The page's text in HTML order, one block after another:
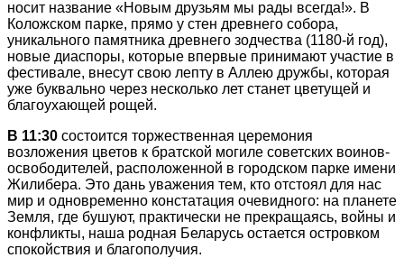
носит название «Новым друзьям мы рады всегда!». В
Коложском парке, прямо у стен древнего собора,
уникального памятника древнего зодчества (1180-й год),
новые диаспоры, которые впервые принимают участие в
фестивале, внесут свою лепту в Аллею дружбы, которая
уже буквально через несколько лет станет цветущей и
благоухающей рощей.
В 11:30 состоится торжественная церемония
возложения цветов к братской могиле советских воинов-
освободителей, расположенной в городском парке имени
Жилибера. Это дань уважения тем, кто отстоял для нас
мир и одновременно констатация очевидного: на планете
Земля, где бушуют, практически не прекращаясь, войны и
конфликты, наша родная Беларусь остается островком
спокойствия и благополучия.